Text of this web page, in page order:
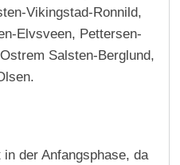
Vikingstad-Ronnild,
Elvsveen, Pettersen-
Salsten-Berglund,
der Anfangsphase, da